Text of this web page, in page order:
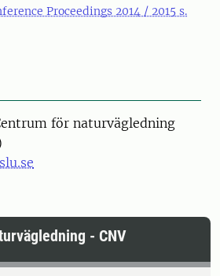
Proceedings 2014 / 2015 s.
för naturvägledning
- CNV